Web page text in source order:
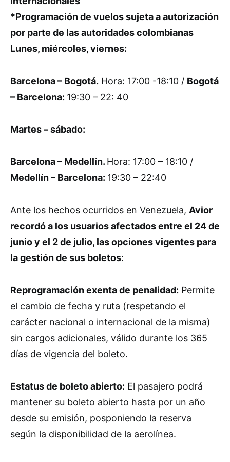
*Programación de vuelos sujeta a autorización
por parte de las autoridades colombianas
Lunes, miércoles, viernes:
Barcelona – Bogotá. Hora: 17:00 -18:10 / Bogotá
– Barcelona: 19:30 – 22: 40
Martes – sábado:
Barcelona – Medellín. Hora: 17:00 – 18:10 /
Medellín – Barcelona: 19:30 – 22:40
Ante los hechos ocurridos en Venezuela, Avior
recordó a los usuarios afectados entre el 24 de
junio y el 2 de julio, las opciones vigentes para
la gestión de sus boletos:
Reprogramación exenta de penalidad: Permite
el cambio de fecha y ruta (respetando el
carácter nacional o internacional de la misma)
sin cargos adicionales, válido durante los 365
días de vigencia del boleto.
Estatus de boleto abierto: El pasajero podrá
mantener su boleto abierto hasta por un año
desde su emisión, posponiendo la reserva
según la disponibilidad de la aerolínea.